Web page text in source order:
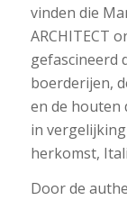
vinden die
ARCHITECT
gefascineerd
boerderijen,
en de houten
in
herkomst,
Door de